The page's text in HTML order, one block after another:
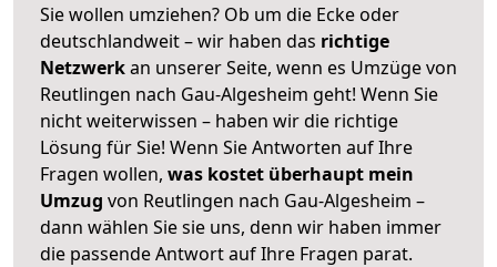
Sie wollen umziehen? Ob um die Ecke oder
deutschlandweit – wir haben das richtige
Netzwerkan unserer Seite, wenn es Umzüge von
Reutlingen nach Gau-Algesheim geht! Wenn Sie
nicht weiterwissen – haben wir die richtige
Lösung für Sie! Wenn Sie Antworten auf Ihre
Fragen wollen, was kostet überhaupt mein
Umzug von Reutlingen nach Gau-Algesheim –
dann wählen Sie sie uns, denn wir haben immer
die passende Antwort auf Ihre Fragen parat.